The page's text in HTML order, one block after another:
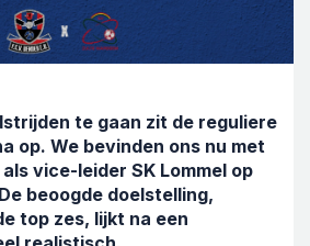
te gaan zit de reguliere
op. We bevinden ons nu met
vice-leider SK Lommel op
beoogde doelstelling,
top zes, lijkt na een